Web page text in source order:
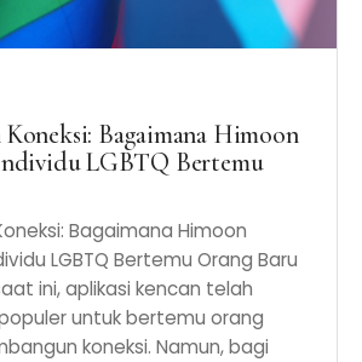
Bagaimana Himoon
LGBTQ Bertemu
Bagaimana Himoon
LGBTQ Bertemu Orang Baru
ini, aplikasi kencan telah
untuk bertemu orang
koneksi. Namun, bagi